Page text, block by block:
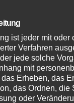
ist jeder mit oder
Verfahren
jede solche
mit
Erheben, das
das Ordnen, die
oder